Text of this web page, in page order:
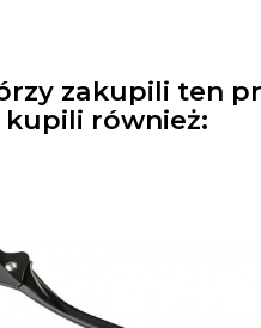
zakupili ten
kupili również: